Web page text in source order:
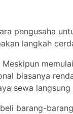
pengusaha
langkah
biasanya
sewa
barang-